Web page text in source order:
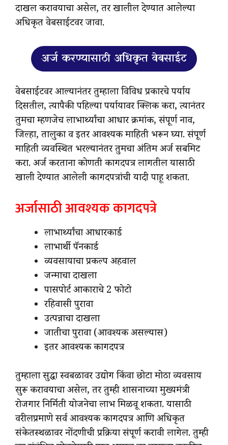
दाखल करावयाचा असेल, तर खालील देण्यात आलेल्या
अधिकृत वेबसाईटवर जावा.
अर्ज करण्यासाठी अधिकृत वेबसाईट
वेबसाईटवर आल्यानंतर तुम्हाला विविध प्रकारचे पर्याय
दिसतील, त्यापैकी पहिल्या पर्यायावर क्लिक करा, त्यानंतर
तुमचा म्हणजेच लाभार्थ्यांचा आधार क्रमांक, संपूर्ण नाव,
जिल्हा, तालुका व इतर आवश्यक माहिती भरून घ्या. संपूर्ण
माहिती व्यवस्थित भरल्यानंतर तुमचा अंतिम अर्ज सबमिट
करा. अर्ज करताना कोणती कागदपत्र लागतील यासाठी
खाली देण्यात आलेली कागदपत्रांची यादी पाहू शकता.
अर्जासाठी आवश्यक कागदपत्रे
लाभार्थ्यांचा आधारकार्ड
लाभार्थी पॅनकार्ड
व्यवसायाचा प्रकल्प अहवाल
जन्माचा दाखला
पासपोर्ट आकाराचे 2 फोटो
रहिवासी पुरावा
उत्पन्नाचा दाखला
जातीचा पुरावा (आवश्यक असल्यास)
इतर आवश्यक कागदपत्र
तुम्हाला सुद्धा स्वबळावर उद्योग किंवा छोटा मोठा व्यवसाय
सुरू करावयाचा असेल, तर तुम्ही शासनाच्या मुख्यमंत्री
रोजगार निर्मिती योजनेचा लाभ मिळवू शकता. यासाठी
वरीलप्रमाणे सर्व आवश्यक कागदपत्र आणि अधिकृत
संकेतस्थळावर नोंदणीची प्रक्रिया संपूर्ण करावी लागेल. तुम्ही